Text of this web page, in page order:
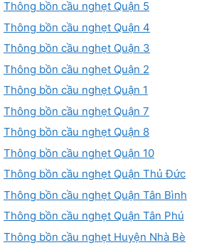
Thông bồn cầu nghẹt Quận 5
Thông bồn cầu nghẹt Quận 4
Thông bồn cầu nghẹt Quận 3
Thông bồn cầu nghẹt Quận 2
Thông bồn cầu nghẹt Quận 1
Thông bồn cầu nghẹt Quận 7
Thông bồn cầu nghẹt Quận 8
Thông bồn cầu nghẹt Quận 10
Thông bồn cầu nghẹt Quận Thủ Đức
Thông bồn cầu nghẹt Quận Tân Bình
Thông bồn cầu nghẹt Quận Tân Phú
Thông bồn cầu nghẹt Huyện Nhà Bè